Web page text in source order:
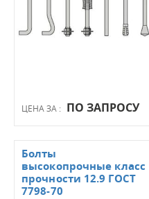
ЦЕНА ЗА : ПО ЗАПРОСУ
Болты
высокопрочные класс
прочности 12.9 ГОСТ
7798-70